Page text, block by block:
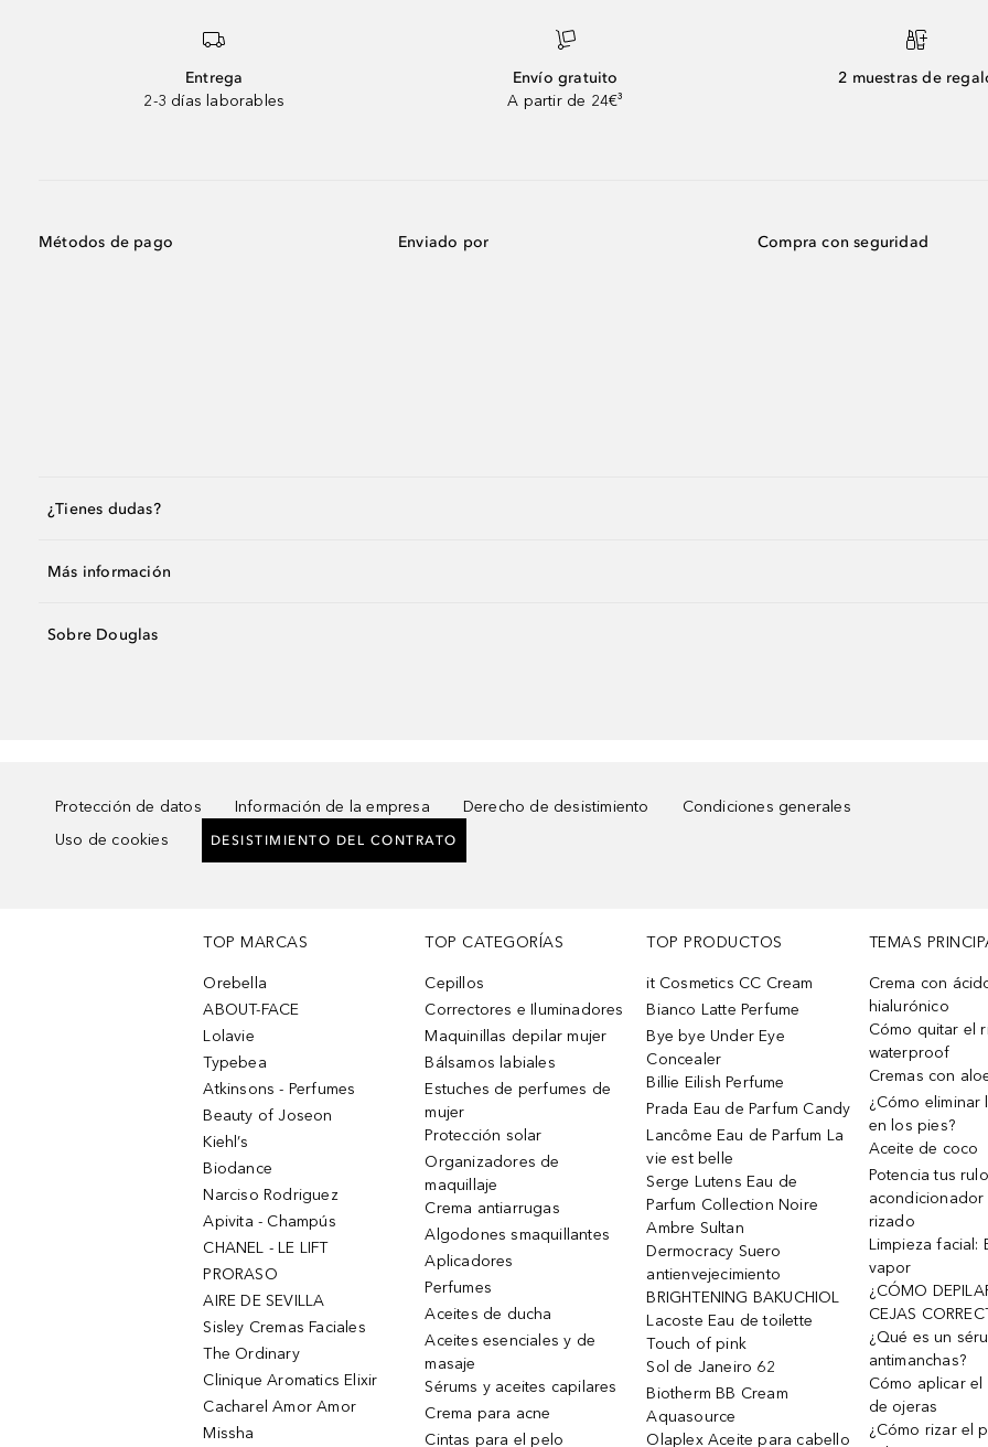
Entrega
2-3 días laborables
Envío gratuito
A partir de 24€³
2 muestras de
Métodos de pago Enviado por Compra con seguridad
¿Tienes dudas?
Más información
Sobre Douglas
Protección de datos Información de la empresa Derecho de desistimiento
Condiciones generales
Uso de cookies
DESISTIMIENTO DEL CONTRATO
TOP MARCAS
Orebella
ABOUT-FACE
Lolavie
Typebea
Atkinsons - Perfumes
Beauty of Joseon
Kiehl’s
Biodance
Narciso Rodriguez
Apivita - Champús
CHANEL - LE LIFT
PRORASO
AIRE DE SEVILLA
Sisley Cremas Faciales
The Ordinary
Clinique Aromatics Elixir
Cacharel Amor Amor
Missha
TOP CATEGORÍAS
Cepillos
Correctores e Iluminadores
Maquinillas depilar mujer
Bálsamos labiales
Estuches de perfumes de
mujer
Protección solar
Organizadores de
maquillaje
Crema antiarrugas
Algodones smaquillantes
Aplicadores
Perfumes
Aceites de ducha
Aceites esenciales y de
masaje
Sérums y aceites capilares
Crema para acne
Cintas para el pelo
TOP PRODUCTOS
it Cosmetics CC Cream
Bianco Latte Perfume
Bye bye Under Eye
Concealer
Billie Eilish Perfume
Prada Eau de Parfum Candy
Lancôme Eau de Parfum La
vie est belle
Serge Lutens Eau de
Parfum Collection Noire
Ambre Sultan
Dermocracy Suero
antienvejecimiento
BRIGHTENING BAKUCHIOL
Lacoste Eau de toilette
Touch of pink
Sol de Janeiro 62
Biotherm BB Cream
Aquasource
Olaplex Aceite para cabello
TEMAS
Crema con
hialurónico
Cómo quitar el
waterproof
Cremas con
¿Cómo eliminar
en los pies?
Aceite de coco
Potencia tus
rizado
Limpieza facial:
vapor
¿CÓMO
CEJAS
¿Qué es un
antimanchas?
Cómo aplicar
de ojeras
¿Cómo rizar el